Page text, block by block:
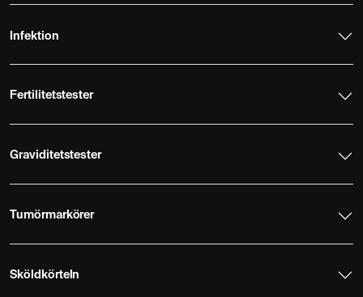
Infektion
Fertilitetstester
Graviditetstester
Tumörmarkörer
Sköldkörteln